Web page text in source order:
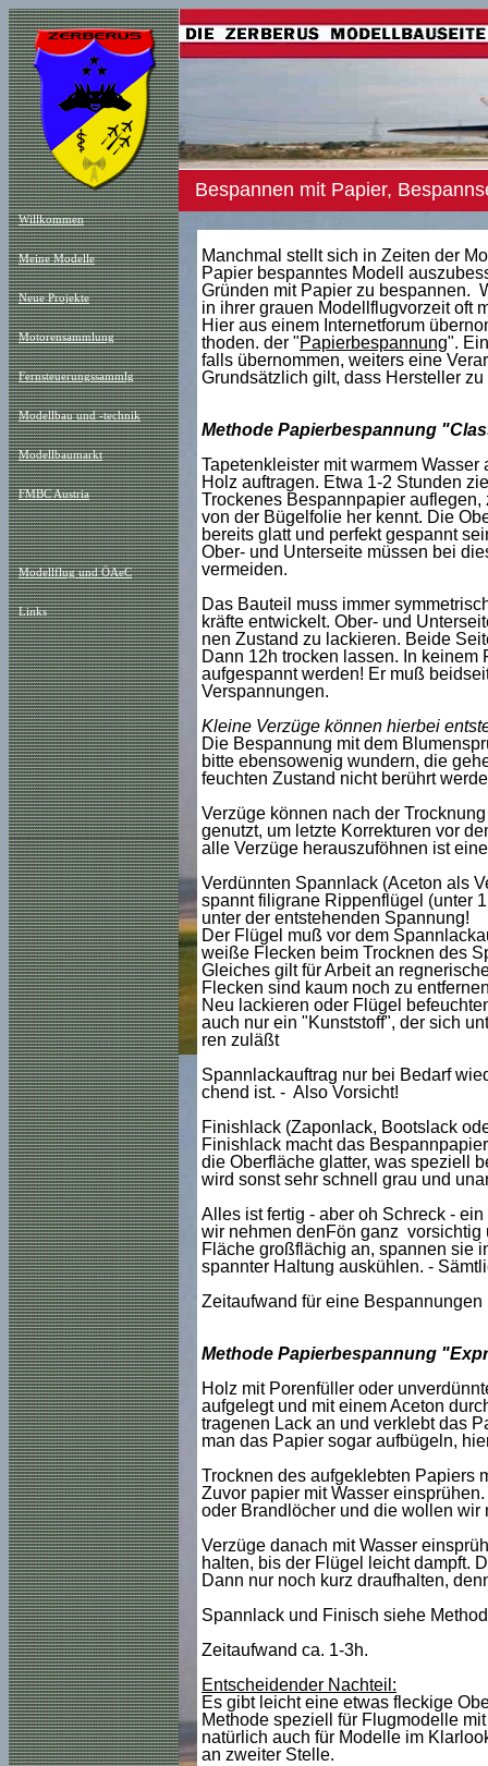
Willkommen
Meine Modelle
Neue Projekte
Motorensammlung
Fernsteuerungssammlg
Modellbau und -technik
Modellbaumarkt
FMBC Austria
Modellflug und ÖAeC
Links
Bespannen mit Papier,
Manchmal stellt sich in Zeiten der
Papier bespanntes Modell
Gründen mit Papier zu bespannen.
in ihrer grauen Modellflugvorzeit oft
Hier aus einem Internetforum
thoden. der "Papierbespannung".
falls übernommen, weiters eine
Grundsätzlich gilt, dass Hersteller
Methode Papierbespannung
Tapetenkleister mit warmem
Holz auftragen. Etwa 1-2 Stunden
Trockenes Bespannpapier
von der Bügelfolie her kennt. Die
bereits glatt und perfekt gespannt
Ober- und Unterseite müssen bei
vermeiden.
Das Bauteil muss immer
kräfte entwickelt. Ober- und
nen Zustand zu lackieren. Beide
Dann 12h trocken lassen. In
aufgespannt werden! Er muß
Verspannungen.
Kleine Verzüge können hierbei
Die Bespannung mit dem
bitte ebensowenig wundern, die
feuchten Zustand nicht berührt
Verzüge können nach der
genutzt, um letzte Korrekturen vor
alle Verzüge herauszuföhnen ist
Verdünnten Spannlack (Aceton als
spannt filigrane Rippenflügel (unter
unter der entstehenden Spannung!
Der Flügel muß vor dem
weiße Flecken beim Trocknen des
Gleiches gilt für Arbeit an
Flecken sind kaum noch zu
Neu lackieren oder Flügel
auch nur ein "Kunststoff", der sich
ren zuläßt
Spannlackauftrag nur bei Bedarf
chend ist. - Also Vorsicht!
Finishlack (Zaponlack, Bootslack
Finishlack macht das
die Oberfläche glatter, was speziell
wird sonst sehr schnell grau und
Alles ist fertig - aber oh Schreck -
wir nehmen denFön ganz vorsichtig
Fläche großflächig an, spannen sie
spannter Haltung auskühlen. -
Zeitaufwand für eine
Methode Papierbespannung
Holz mit Porenfüller oder
aufgelegt und mit einem Aceton
tragenen Lack an und verklebt das
man das Papier sogar aufbügeln,
Trocknen des aufgeklebten Papiers
Zuvor papier mit Wasser
oder Brandlöcher und die wollen
Verzüge danach mit Wasser
halten, bis der Flügel leicht dampft.
Dann nur noch kurz draufhalten,
Spannlack und Finisch siehe
Zeitaufwand ca. 1-3h.
Entscheidender Nachteil:
Es gibt leicht eine etwas fleckige
Methode speziell für Flugmodelle
natürlich auch für Modelle im
an zweiter Stelle.